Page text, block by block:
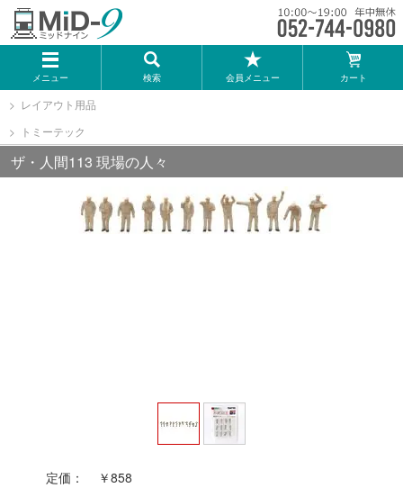
メニュー 検索 会員メニュー カート
メーカー一覧
TOMIX
KATO
GREENMAX
レイアウト用品
トミーテック
ザ・人間113 現場の人々
定価：
￥858